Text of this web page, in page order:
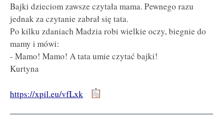
Bajki dzieciom zawsze czytała mama. Pewnego razu
jednak za czytanie zabrał się tata.
Po kilku zdaniach Madzia robi wielkie oczy, biegnie do
mamy i mówi:
- Mamo! Mamo! A tata umie czytać bajki!
Kurtyna
https://xpil.eu/vfLxk